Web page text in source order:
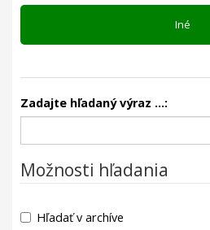
Iné
Zadajte hľadaný výraz ...:
Možnosti hľadania
Hľadať v archíve